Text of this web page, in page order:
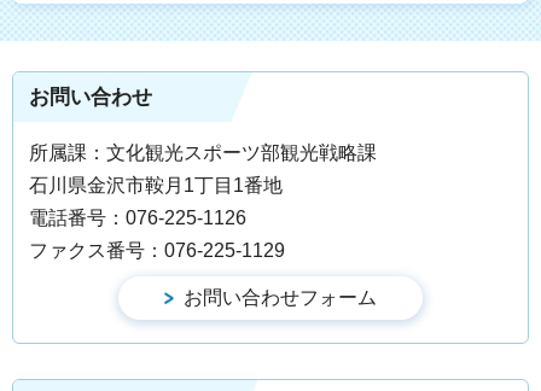
お問い合わせ
所属課：文化観光スポーツ部観光戦略課
石川県金沢市鞍月1丁目1番地
電話番号：076-225-1126
ファクス番号：076-225-1129